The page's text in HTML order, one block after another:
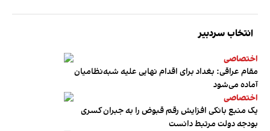
انتخاب سردبیر
اختصاصی
مقام عراقی: بغداد برای اقدام نهایی علیه شبه‌نظامیان
آماده می‌شود
اختصاصی
یک منبع بانکی افزایش رقم قبوض را به جبران کسری
بودجه دولت مرتبط دانست